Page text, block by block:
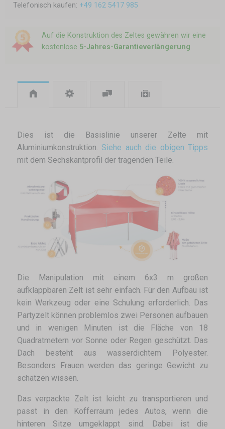
Telefonisch kaufen: +49 162 5417 985
Auf die Konstruktion des Zeltes gewähren wir eine
kostenlose 5-Jahres-Garantieverlängerung.
Dies ist die Basislinie unserer Zelte mit
Aluminiumkonstruktion. Siehe auch die obigen Tipps
mit dem Sechskantprofil der tragenden Teile.
Die Manipulation mit einem 6x3 m großen
aufklappbaren Zelt ist sehr einfach. Für den Aufbau ist
kein Werkzeug oder eine Schulung erforderlich. Das
Partyzelt können problemlos zwei Personen aufbauen
und in wenigen Minuten ist die Fläche von 18
Quadratmetern vor Sonne oder Regen geschützt. Das
Dach besteht aus wasserdichtem Polyester.
Besonders Frauen werden das geringe Gewicht zu
schätzen wissen.
Das verpackte Zelt ist leicht zu transportieren und
passt in den Kofferraum jedes Autos, wenn die
hinteren Sitze umgeklappt sind. Dabei ist die